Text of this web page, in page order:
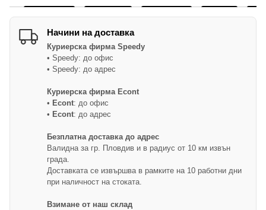
Начини на доставка
Куриерска фирма Speedy
• Speedy: до офис
• Speedy: до адрес
Куриерска фирма Econt
• Econt: до офис
• Econt: до адрес
Безплатна доставка до адрес
Валидна за гр. Пловдив и в радиус от 10 км извън
града.
Доставката се извършва в рамките на 10 работни дни
при наличност на стоката.
Взимане от наш склад